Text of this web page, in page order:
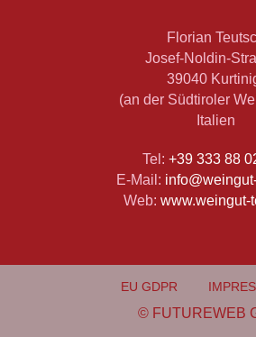
Florian
Josef-Noldin-
39040
(an der Südtiroler
Italien
Tel: +39 333 88
E-Mail:
Web: www.weingut-
EU GDPR
© FUTUREWEB